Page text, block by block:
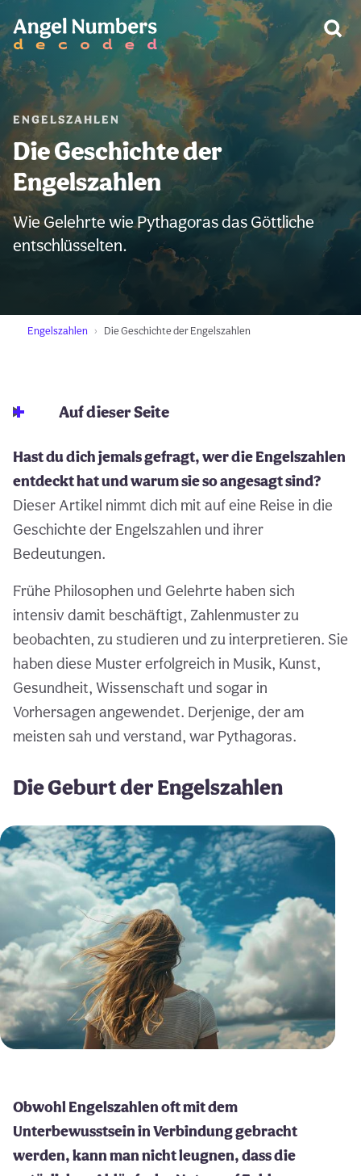
ENGELSZAHLEN
Die Geschichte der
Engelszahlen
Wie Gelehrte wie Pythagoras das Göttliche
entschlüsselten.
Engelszahlen Die Geschichte der Engelszahlen
Auf dieser Seite
Hast du dich jemals gefragt, wer die Engelszahlen
entdeckt hat und warum sie so angesagt sind?
Dieser Artikel nimmt dich mit auf eine Reise in die
Geschichte der Engelszahlen und ihrer
Bedeutungen.
Frühe Philosophen und Gelehrte haben sich
intensiv damit beschäftigt, Zahlenmuster zu
beobachten, zu studieren und zu interpretieren. Sie
haben diese Muster erfolgreich in Musik, Kunst,
Gesundheit, Wissenschaft und sogar in
Vorhersagen angewendet. Derjenige, der am
meisten sah und verstand, war Pythagoras.
Die Geburt der Engelszahlen
Obwohl Engelszahlen oft mit dem
Unterbewusstsein in Verbindung gebracht
werden, kann man nicht leugnen, dass die
WARNUNG: